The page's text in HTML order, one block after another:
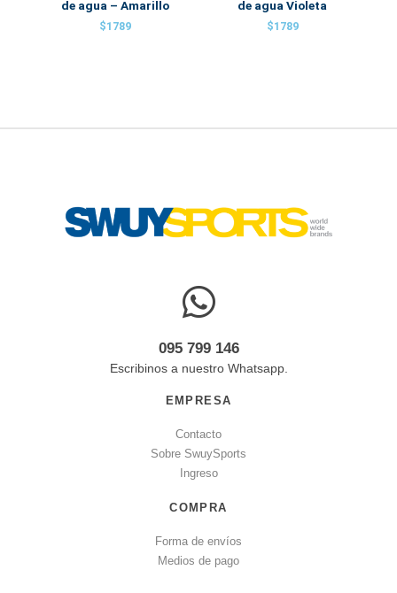
de agua – Amarillo
$1789
de agua Violeta
$1789
095 799 146
Escribinos a nuestro Whatsapp.
EMPRESA
Contacto
Sobre SwuySports
Ingreso
COMPRA
Forma de envíos
Medios de pago